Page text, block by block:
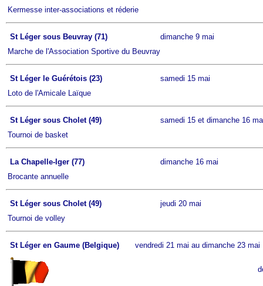
Kermesse inter-associations et réderie
St Léger sous Beuvray (71)
dimanche 9 mai
Marche de l'Association Sportive du Beuvray
St Léger le Guérétois (23)
samedi 15 mai
Loto de l'Amicale Laïque
St Léger sous Cholet (49)
samedi 15 et dimanche 16
Tournoi de basket
La Chapelle-Iger (77)
dimanche 16 mai
Brocante annuelle
St Léger sous Cholet (49)
jeudi 20 mai
Tournoi de volley
St Léger en Gaume (Belgique) vendredi 21 mai au dimanche 23 mai